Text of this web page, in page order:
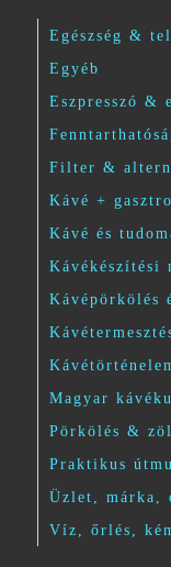
Egészség &
Egyéb
Eszpresszó &
Filter &
Kávé +
Kávé és
Kávékészítési
Kávépörkölés
Magyar
Pörkölés &
Praktikus
Üzlet, márka,
Víz, őrlés,